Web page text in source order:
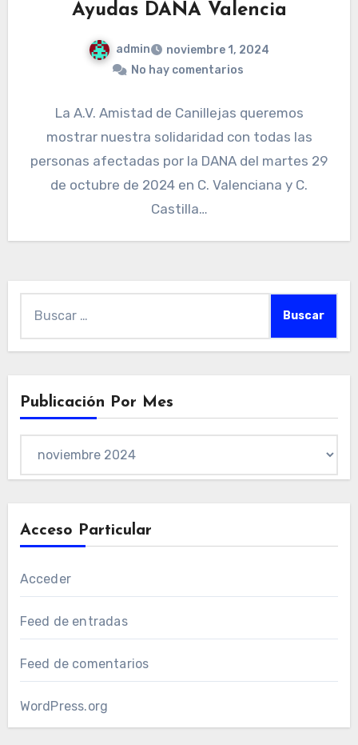
Ayudas DANA Valencia
admin
noviembre 1, 2024
No hay comentarios
La A.V. Amistad de Canillejas queremos
mostrar nuestra solidaridad con todas las
personas afectadas por la DANA del martes 29
de octubre de 2024 en C. Valenciana y C.
Castilla…
Publicación Por Mes
Acceso Particular
Acceder
Feed de entradas
Feed de comentarios
WordPress.org